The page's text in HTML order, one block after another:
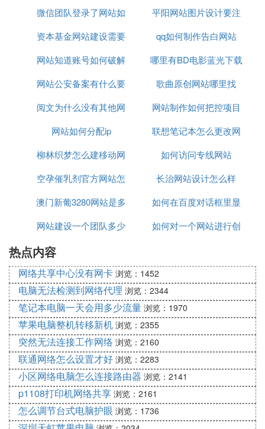
微信团队登录了网站如
何退掉
平阳网站图片设计要注
意什么
资本基金网站建设需要
多少钱
qq如何制作告白网站
网站知道账号如何破解
密码
哪里有BD电影蓝光下载
网站
网站公安备案有什么要
注意
歌曲原创网站哪里找
阅文为什么没有其他网
站流量
网站制作如何把控项目
制作时间
网站如何分配ip
联想笔记本怎么更改网
站权限
柳林织梦怎么建移动网
站
如何访问专线网站
空孕催乳剂官方网站怎
么买
长治网站设计怎么样
澳门新葡3280网站是多
少
如何在百度对话框里显
示常用网站
网站建设一个团队多少
如何对一个网站进行创
热点内容
网络共享中心没有网卡 浏览：1452
电脑无法检测到网络代理 浏览：2344
笔记本电脑一天会用多少流量 浏览：1970
苹果电脑整机转移新机 浏览：2355
突然无法连接工作网络 浏览：2160
联通网络怎么设置才好 浏览：2283
小区网络电脑怎么连接路由器 浏览：2141
p1108打印机网络共享 浏览：2161
怎么调节台式电脑护眼 浏览：1736